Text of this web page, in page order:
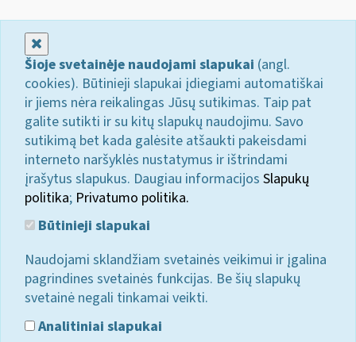
Šioje svetainėje naudojami slapukai (angl.
cookies). Būtinieji slapukai įdiegiami automatiškai
ir jiems nėra reikalingas Jūsų sutikimas. Taip pat
galite sutikti ir su kitų slapukų naudojimu. Savo
sutikimą bet kada galėsite atšaukti pakeisdami
interneto naršyklės nustatymus ir ištrindami
įrašytus slapukus. Daugiau informacijos Slapukų
politika; Privatumo politika.
Būtinieji slapukai
Naudojami sklandžiam svetainės veikimui ir įgalina
pagrindines svetainės funkcijas. Be šių slapukų
svetainė negali tinkamai veikti.
Analitiniai slapukai